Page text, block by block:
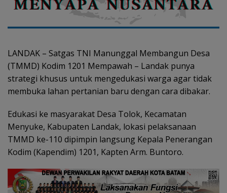
LANDAK – Satgas TNI Manunggal Membangun Desa
(TMMD) Kodim 1201 Mempawah – Landak punya
strategi khusus untuk mengedukasi warga agar tidak
membuka lahan pertanian baru dengan cara dibakar.
Edukasi ke masyarakat Desa Tolok, Kecamatan
Menyuke, Kabupaten Landak, lokasi pelaksanaan
TMMD ke-110 dipimpin langsung Kepala Penerangan
Kodim (Kapendim) 1201, Kapten Arm. Buntoro.